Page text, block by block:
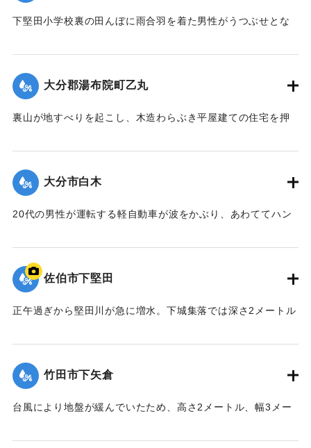
【出典：大分合同新聞 1963年8月10日夕刊3面】
下堅田小学校裏の田んぼに雨合羽を着た男性がうつぶせとな
と、この50代の男性は堅田川が氾濫をし始めたため、勤務先
から家へ帰る途中だった。自宅から約500メートル手前の県道
で濁流に押し流されたものと見られている。
【出典：大分合同新聞 1963年8月10日夕刊3面】
大分郡湯布院町乙丸
裏山が地すべりを起こし、木造わらぶき平屋建ての住宅を押
出。2歳の女の子が柱の下敷きとなり両足に全治2週間のけが
を負った。
【出典：大分合同新聞 1963年8月10日朝刊7面】
大分市白木
20代の男性が運転する軽自動車が波をかぶり、あわててハン
けがはなかった。
【出典：大分合同新聞 1963年8月9日朝刊3面】
｜固有コード: 00699009
佐伯市下堅田
正午過ぎから堅田川が急に増水。下城集落では深さ2メートル
先まで浸かるところもあった。汐月、宇山の集落も各40戸も
軒下にまで水が押し寄せ孤立。宇山橋が流失し、泥谷集落は
陸の孤島になった。写真は佐伯市内で撮影された洪水によっ
竹田市下矢倉
台風により地盤が緩んでいたため、高さ2メートル、幅3メー
性が右足を挟まれた。20分後に近所の人に助け出されたが右